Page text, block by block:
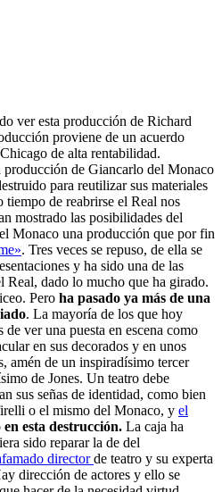
ver esta producción de Richard
proviene de un acuerdo
de alta rentabilidad.
producción de Giancarlo del Monaco
para reutilizar sus materiales
de reabrirse el Real nos
mostrado las posibilidades del
Monaco una producción que por fin
. Tres veces se repuso, de ella se
y ha sido una de las
Real, dado lo mucho que ha girado.
Pero ha pasado ya más de una
. La mayoría de los que hoy
ver una puesta en escena como
en sus decorados y en unos
amén de un inspiradísimo tercer
de Jones. Un teatro debe
sus señas de identidad, como bien
o el mismo del Monaco, y el
esta destrucción. La caja ha
sido reparar la de del
directorde teatro y su experta
dirección de actores y ello se